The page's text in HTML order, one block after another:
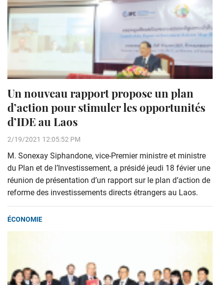
Un nouveau rapport propose un plan
d’action pour stimuler les opportunités
d’IDE au Laos
2/19/2021 12:05:52 PM
M. Sonexay Siphandone, vice-Premier ministre et ministre
du Plan et de l’Investissement, a présidé jeudi 18 févier une
réunion de présentation d’un rapport sur le plan d’action de
reforme des investissements directs étrangers au Laos.
ÉCONOMIE